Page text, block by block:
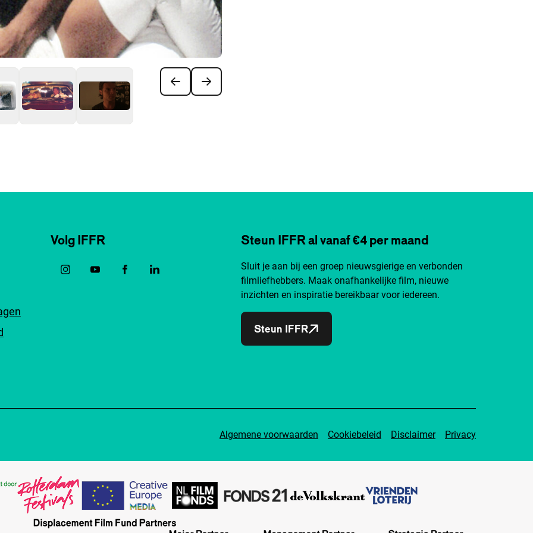
Volg IFFR Steun IFFR al vanaf €4 per maand
Sluit je aan bij een groep nieuwsgierige en verbonden
filmliefhebbers. Maak onafhankelijke film, nieuwe
inzichten en inspiratie bereikbaar voor iedereen.
Steun IFFR
Algemene voorwaarden Cookiebeleid Disclaimer Privacy